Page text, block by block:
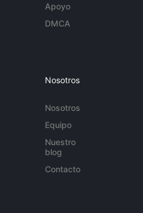
Apoyo
DMCA
Nosotros
Nosotros
Equipo
Nuestro
blog
Contacto